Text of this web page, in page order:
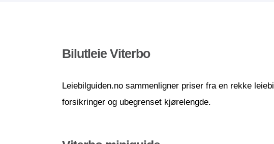
Bilutleie Viterbo
Leiebilguiden.no sammenligner priser fra en rekke
forsikringer og ubegrenset kjørelengde.